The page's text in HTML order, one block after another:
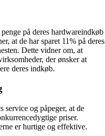
på deres hardwareindkøb
at de har sparet 11% på deres
Dette vidner om, at
der ønsker at
deres indkøb.
service og påpeger, at de
priser.
er hurtige og effektive.